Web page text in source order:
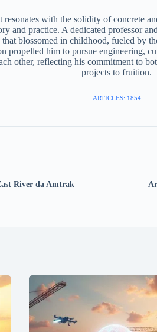
resonates with the solidity of concrete
and practice. A dedicated professor
that blossomed in childhood, fueled by
propelled him to pursue engineering,
other, reflecting his commitment to
projects to fruition.
ARTICLES: 1854
River da Amtrak